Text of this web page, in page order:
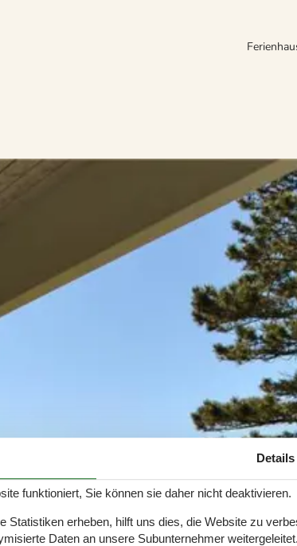
Hafenstadt Hov starteten die Fähren, die die ca.
nur eine Stunde und endet am Anleger im Hafen
Details
funktioniert, Sie können sie daher nicht deaktivieren.
Statistiken erheben, hilft uns dies, die Website zu
Daten an unsere Subunternehmer weitergeleitet.